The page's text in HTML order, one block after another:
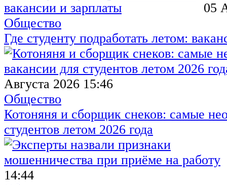
05
Общество
Где студенту подработать летом:
Августа 2026 15:46
Общество
Котоняня и сборщик снеков: самые
студентов летом 2026 года
14:44